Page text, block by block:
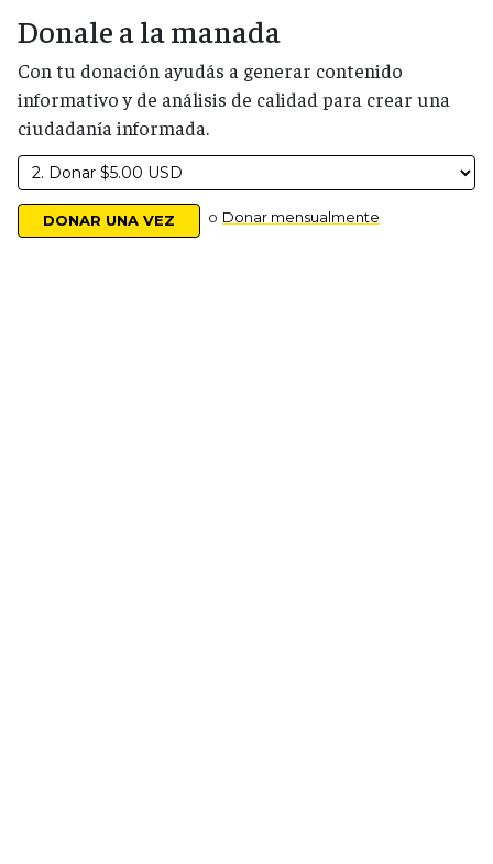
Donale a la manada
Con tu donación ayudás a generar contenido
informativo y de análisis de calidad para crear una
ciudadanía informada.
o Donar mensualmente